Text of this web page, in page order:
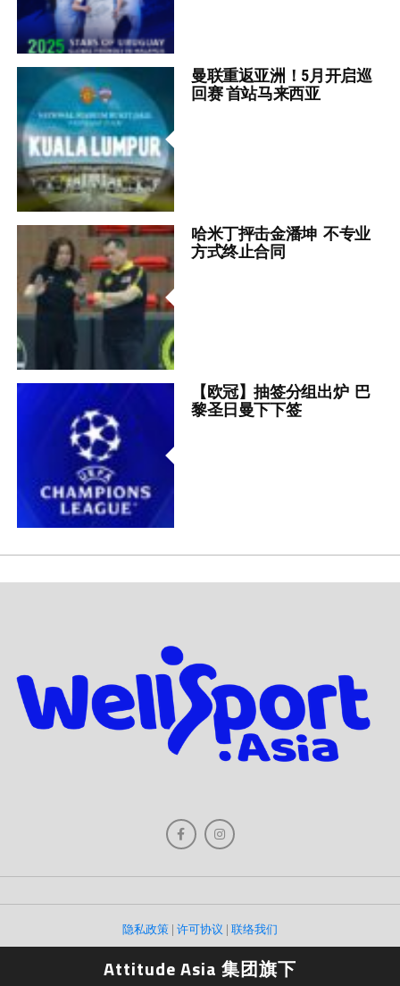
曼联重返亚洲！5月开启巡
回赛 首站马来西亚
哈米丁抨击金潘坤 不专业
方式终止合同
【欧冠】抽签分组出炉 巴
黎圣日曼下下签
隐私政策 | 许可协议 | 联络我们
Attitude Asia 集团旗下